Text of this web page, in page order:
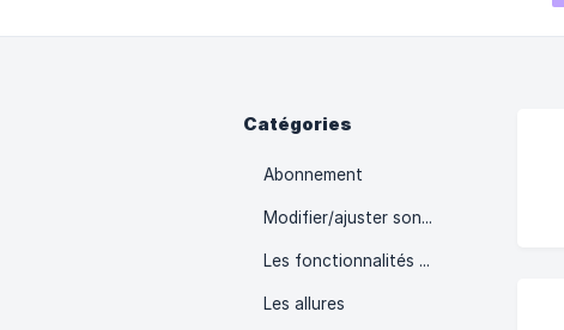
Catégories
Abonnement
Modifier/ajuster son plan d’entrainement
Les fonctionnalités campus
Les allures